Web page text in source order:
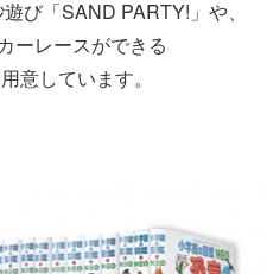
び「SAND PARTY!」や、
ーレースができる
意しています。